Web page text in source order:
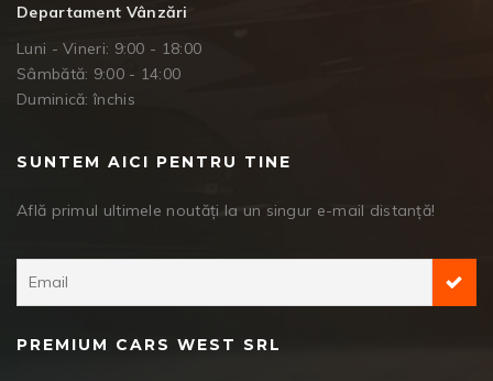
Departament Vânzări
Luni - Vineri: 9:00 - 18:00
Sâmbătă: 9:00 - 14:00
Duminică: închis
SUNTEM AICI PENTRU TINE
Află primul ultimele noutăți la un singur e-mail distanță!
PREMIUM CARS WEST SRL